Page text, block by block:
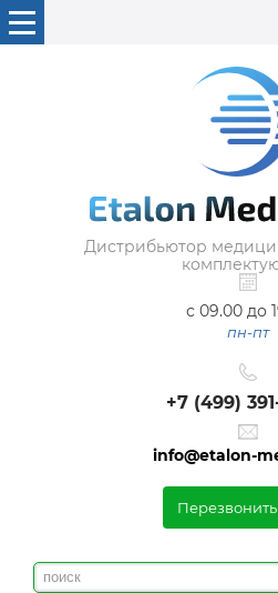
Дистрибьютор
с 09.00 до
пн-пт
+7 (499)
info@etalon-